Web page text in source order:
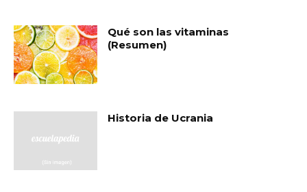
Qué son las vitaminas
(Resumen)
Historia de Ucrania